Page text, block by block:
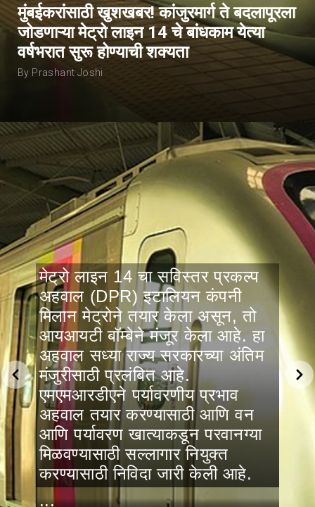
मुंबईकरांसाठी खुशखबर! कांजुरमार्ग ते बदलापूरला
जोडणाऱ्या मेट्रो लाइन 14 चे बांधकाम येत्या
वर्षभरात सुरू होण्याची शक्यता
By Prashant Joshi
मेट्रो लाइन 14 चा सविस्तर प्रकल्प
अहवाल (DPR) इटालियन कंपनी
मिलान मेट्रोने तयार केला असून, तो
आयआयटी बॉम्बेने मंजूर केला आहे. हा
अहवाल सध्या राज्य सरकारच्या अंतिम
मंजुरीसाठी प्रलंबित आहे.
एमएमआरडीएने पर्यावरणीय प्रभाव
अहवाल तयार करण्यासाठी आणि वन
आणि पर्यावरण खात्याकडून परवानग्या
मिळवण्यासाठी सल्लागार नियुक्त
करण्यासाठी निविदा जारी केली आहे.
...